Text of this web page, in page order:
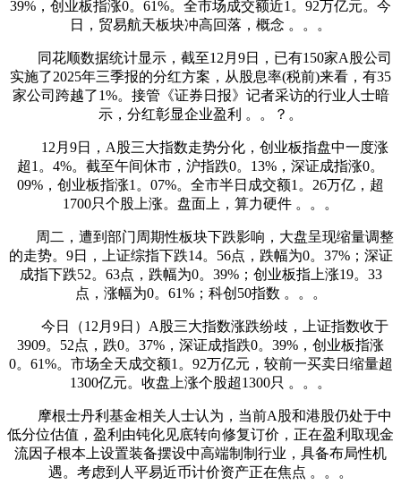
39%，创业板指涨0。61%。全市场成交额近1。92万亿元。今
日，贸易航天板块冲高回落，概念 。。。
同花顺数据统计显示，截至12月9日，已有150家A股公司
实施了2025年三季报的分红方案，从股息率(税前)来看，有35
家公司跨越了1%。接管《证券日报》记者采访的行业人士暗
示，分红彰显企业盈利 。。？。
12月9日，A股三大指数走势分化，创业板指盘中一度涨
超1。4%。截至午间休市，沪指跌0。13%，深证成指涨0。
09%，创业板指涨1。07%。全市半日成交额1。26万亿，超
1700只个股上涨。盘面上，算力硬件 。。。
周二，遭到部门周期性板块下跌影响，大盘呈现缩量调整
的走势。9日，上证综指下跌14。56点，跌幅为0。37%；深证
成指下跌52。63点，跌幅为0。39%；创业板指上涨19。33
点，涨幅为0。61%；科创50指数 。。。
今日（12月9日）A股三大指数涨跌纷歧，上证指数收于
3909。52点，跌0。37%，深证成指跌0。39%，创业板指涨
0。61%。市场全天成交额1。92万亿元，较前一买卖日缩量超
1300亿元。收盘上涨个股超1300只 。。。
摩根士丹利基金相关人士认为，当前A股和港股仍处于中
低分位估值，盈利由钝化见底转向修复订价，正在盈利取现金
流因子根本上设置装备摆设中高端制制行业，具备布局性机
遇。考虑到人平易近币计价资产正在焦点 。。。